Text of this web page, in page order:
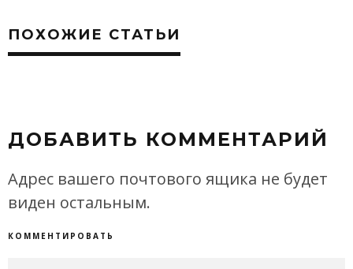
ПОХОЖИЕ СТАТЬИ
ДОБАВИТЬ КОММЕНТАРИЙ
Адрес вашего почтового ящика не будет
виден остальным.
КОММЕНТИРОВАТЬ